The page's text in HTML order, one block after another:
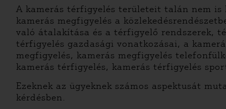
A kamerás térfigyelés területeit talán nem
kamerás megfigyelés a
való átalakítása és a térfigyelő rendszerek,
térfigyelés gazdasági vonatkozásai, a
megfigyelés, kamerás megfigyelés
kamerás térfigyelés, kamerás térfigyelés
Ezeknek az ügyeknek számos aspektusát
kérdésben.